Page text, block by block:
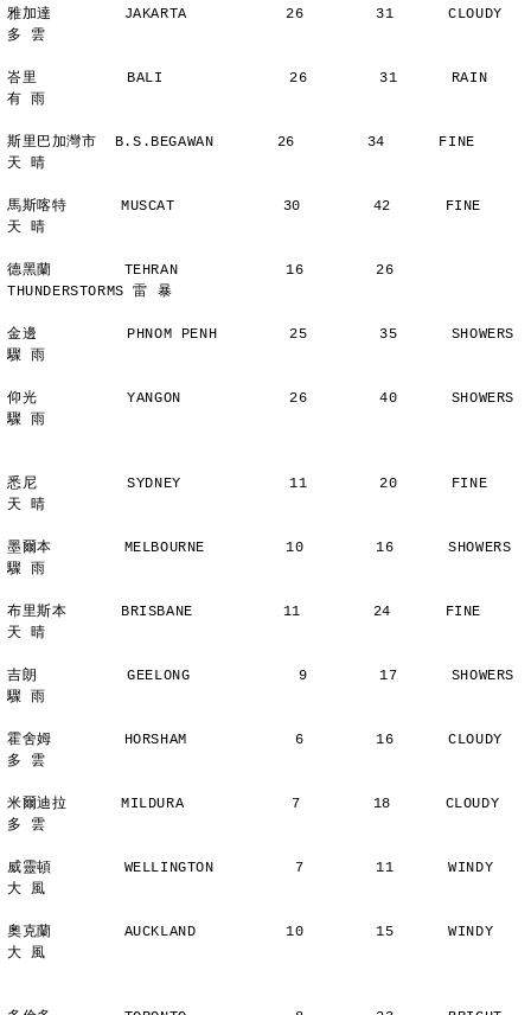
雅加達        JAKARTA           26        31      CLOUDY
多 雲
峇里          BALI              26        31      RAIN
有 雨
斯里巴加灣市  B.S.BEGAWAN       26        34      FINE
天 晴
馬斯喀特      MUSCAT            30        42      FINE
天 晴
德黑蘭        TEHRAN            16        26
THUNDERSTORMS 雷 暴
金邊          PHNOM PENH        25        35      SHOWERS
驟 雨
仰光          YANGON            26        40      SHOWERS
驟 雨
悉尼          SYDNEY            11        20      FINE
天 晴
墨爾本        MELBOURNE         10        16      SHOWERS
驟 雨
布里斯本      BRISBANE          11        24      FINE
天 晴
吉朗          GEELONG            9        17      SHOWERS
驟 雨
霍舍姆        HORSHAM            6        16      CLOUDY
多 雲
米爾迪拉      MILDURA            7        18      CLOUDY
多 雲
威靈頓        WELLINGTON         7        11      WINDY
大 風
奧克蘭        AUCKLAND          10        15      WINDY
大 風